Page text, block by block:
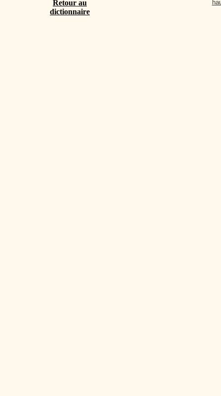
Retour au
dictionnaire